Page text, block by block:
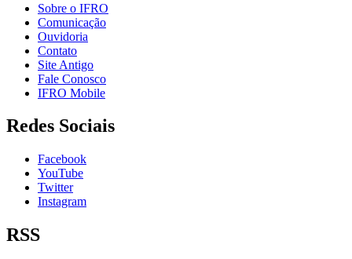
Sobre o IFRO
Comunicação
Ouvidoria
Contato
Site Antigo
Fale Conosco
IFRO Mobile
Redes Sociais
Facebook
YouTube
Twitter
Instagram
RSS